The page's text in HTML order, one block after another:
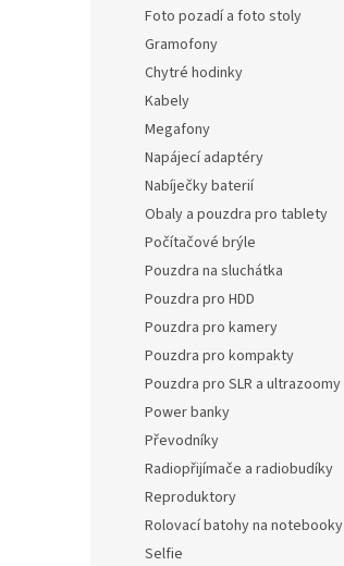
Foto pozadí a foto stoly
Gramofony
Chytré hodinky
Kabely
Megafony
Napájecí adaptéry
Nabíječky baterií
Obaly a pouzdra pro tablety
Počítačové brýle
Pouzdra na sluchátka
Pouzdra pro HDD
Pouzdra pro kamery
Pouzdra pro kompakty
Pouzdra pro SLR a ultrazoomy
Power banky
Převodníky
Radiopřijímače a radiobudíky
Reproduktory
Rolovací batohy na notebooky
Selfie